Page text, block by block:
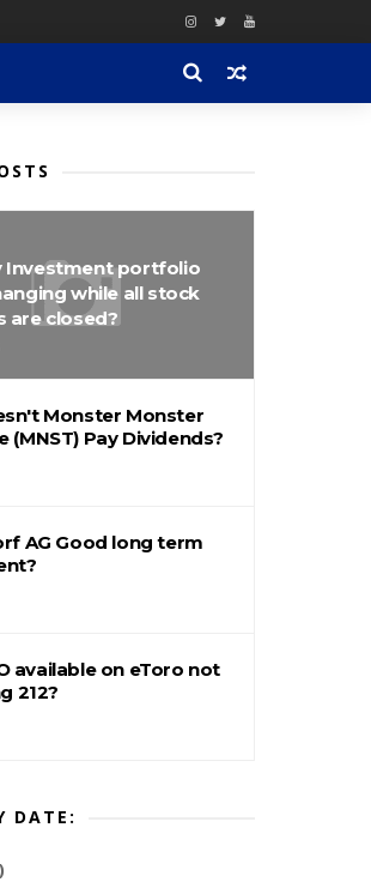
Investment portfolio
while all stock
are closed?
Monster Monster
(MNST) Pay Dividends?
AG Good long term
available on eToro not
212?
DATE: